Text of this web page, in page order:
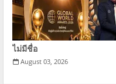
ไม่มีชื่อ
August 03, 2026